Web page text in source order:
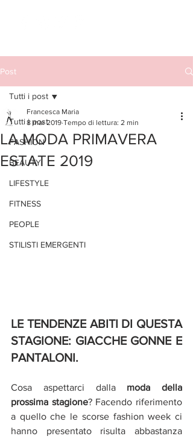
Post
Tutti i post
FASHION
BEAUTY
LIFESTYLE
FITNESS
PEOPLE
STILISTI EMERGENTI
Tutti i post
LA MODA PRIMAVERA
ESTATE 2019
Francesca Maria
8 mar 2019 Tempo di lettura: 2 min
LE TENDENZE ABITI DI QUESTA
STAGIONE: GIACCHE GONNE E
PANTALONI.
Cosa aspettarci dalla moda della
prossima stagione? Facendo riferimento
a quello che le scorse fashion week ci
hanno presentato risulta abbastanza